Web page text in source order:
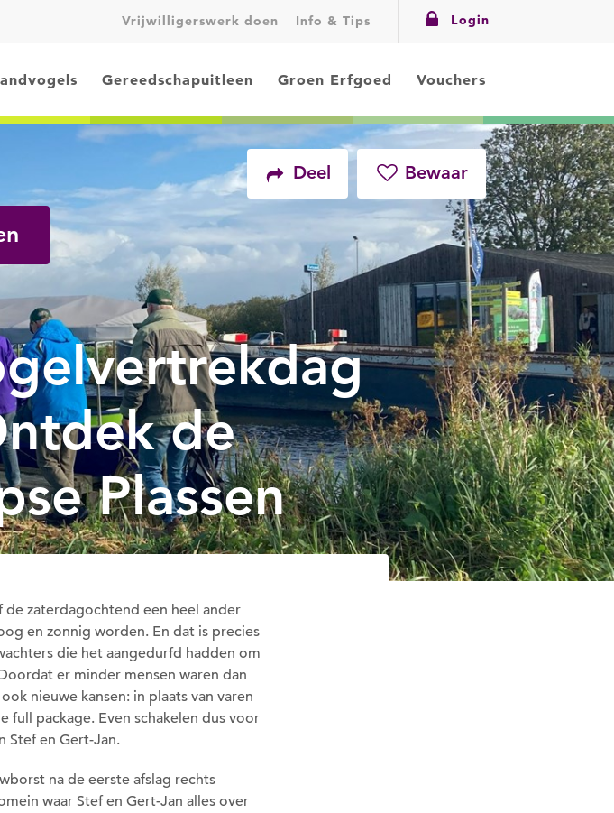
Gereedschapuitleen Groen Erfgoed Vouchers
Vrijwilligerswerk doen Info & Tips Login
Deel
Facebook
Twitter
LinkedIn
Mail
Bewaar
de
Plassen
zaterdagochtend een heel ander
en zonnig worden. En dat is precies
die het aangedurfd hadden om
er minder mensen waren dan
nieuwe kansen: in plaats van varen
package. Even schakelen dus voor
Stef en Gert-Jan.
na de eerste afslag rechts
waar Stef en Gert-Jan alles over